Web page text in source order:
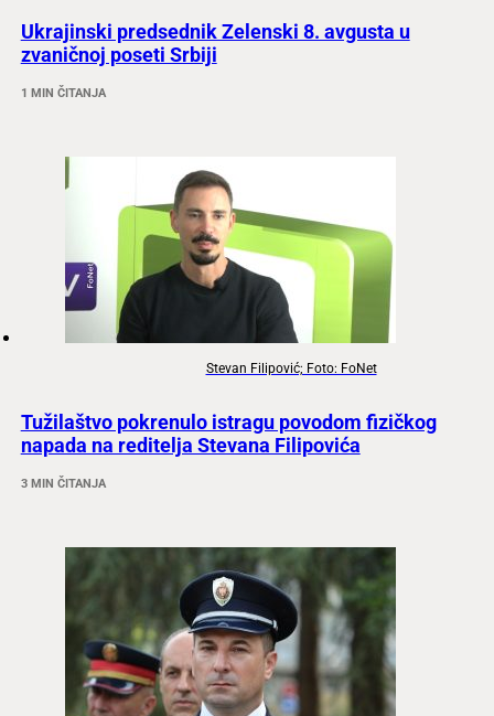
Ukrajinski predsednik Zelenski 8. avgusta u
zvaničnoj poseti Srbiji
1 MIN ČITANJA
Stevan Filipović; Foto: FoNet
Tužilaštvo pokrenulo istragu povodom fizičkog
napada na reditelja Stevana Filipovića
3 MIN ČITANJA